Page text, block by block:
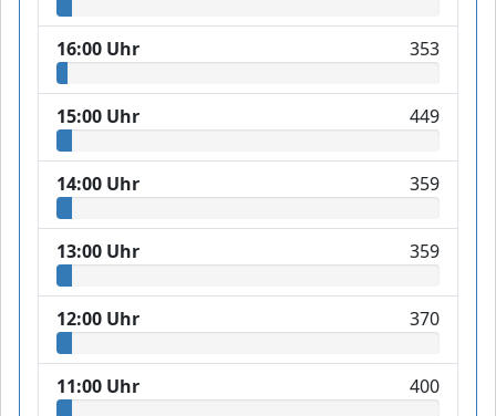
16:00 Uhr 353
15:00 Uhr 449
14:00 Uhr 359
13:00 Uhr 359
12:00 Uhr 370
11:00 Uhr 400